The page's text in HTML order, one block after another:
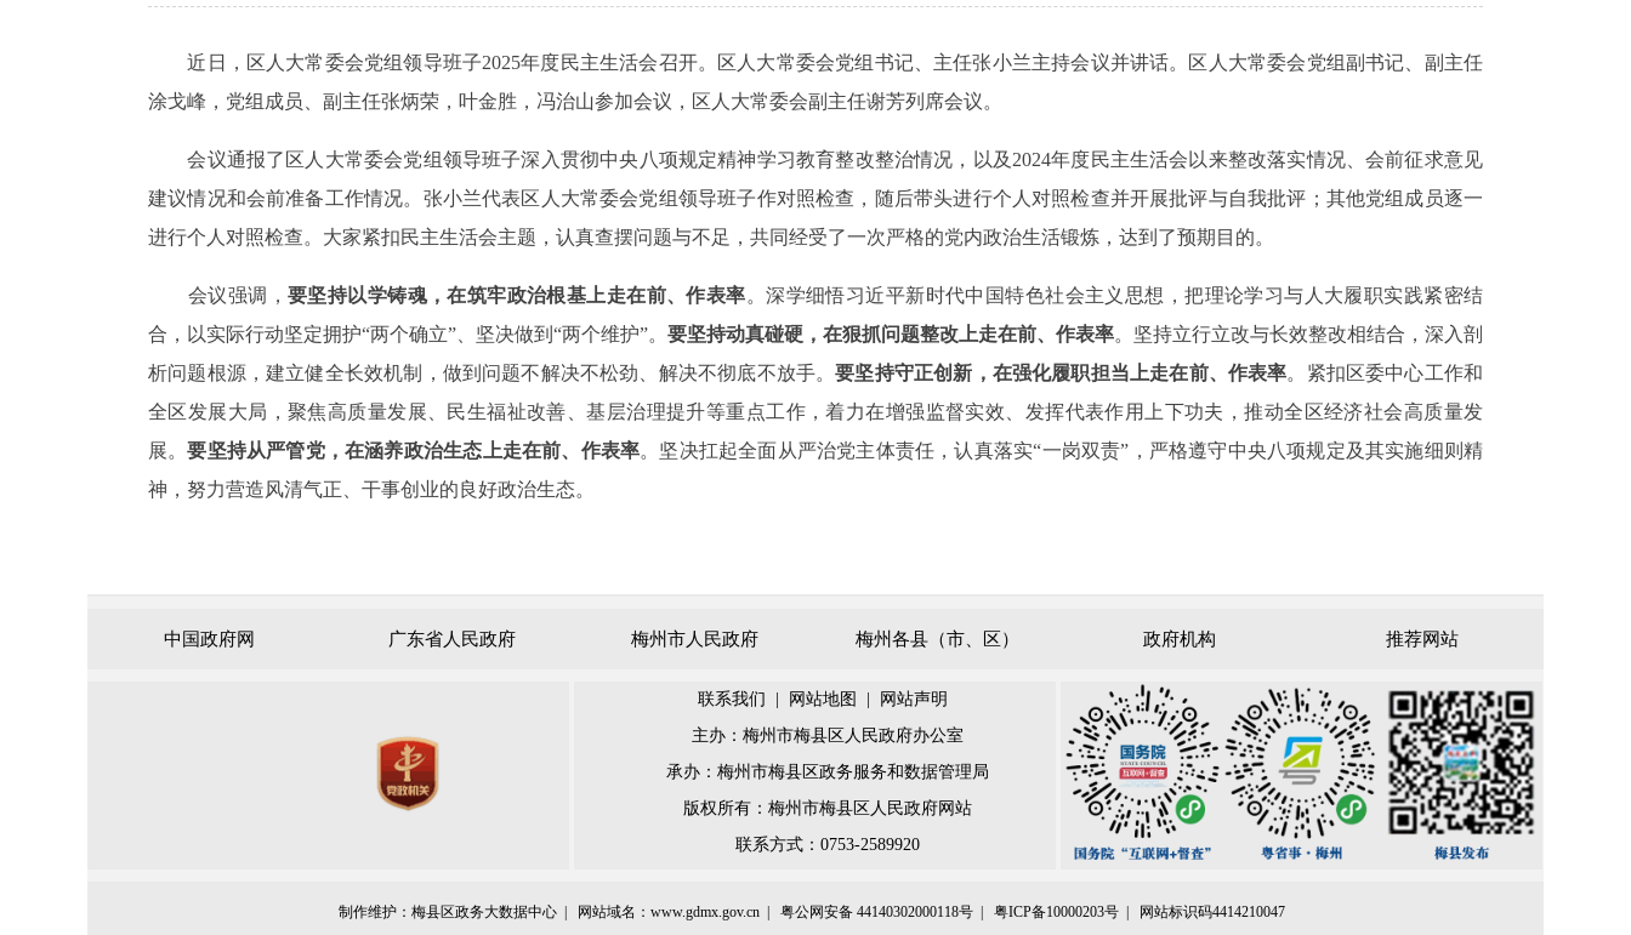
近日，区人大常委会党组领导班子2025年度民主生活会召开。区人大常委会党组书记、主任张小兰主持会议并讲话。区人大常委会党组副书记、副主任
涂戈峰，党组成员、副主任张炳荣，叶金胜，冯治山参加会议，区人大常委会副主任谢芳列席会议。
会议通报了区人大常委会党组领导班子深入贯彻中央八项规定精神学习教育整改整治情况，以及2024年度民主生活会以来整改落实情况、会前征求意见
建议情况和会前准备工作情况。张小兰代表区人大常委会党组领导班子作对照检查，随后带头进行个人对照检查并开展批评与自我批评；其他党组成员逐一
进行个人对照检查。大家紧扣民主生活会主题，认真查摆问题与不足，共同经受了一次严格的党内政治生活锻炼，达到了预期目的。
会议强调， 要坚持以学铸魂，在筑牢政治根基上走在前、作表率。深学细悟习近平新时代中国特色社会主义思想，把理论学习与人大履职实践紧密结
合，以实际行动坚定拥护“两个确立”、坚决做到“两个维护”。 要坚持动真碰硬，在狠抓问题整改上走在前、作表率。 坚持立行立改与长效整改相结合，深入剖
析问题根源，建立健全长效机制，做到问题不解决不松劲、解决不彻底不放手。要坚持守正创新，在强化履职担当上走在前、作表率。 紧扣区委中心工作和
全区发展大局，聚焦高质量发展、民生福祉改善、基层治理提升等重点工作，着力在增强监督实效、发挥代表作用上下功夫，推动全区经济社会高质量发
展。要坚持从严管党，在涵养政治生态上走在前、作表率。 坚决扛起全面从严治党主体责任，认真落实“一岗双责”，严格遵守中央八项规定及其实施细则精
神，努力营造风清气正、干事创业的良好政治生态。
中国政府网 广东省人民政府 梅州市人民政府 梅州各县（市、区） 政府机构 推荐网站
联系我们 网站地图
网站声明
主办：梅州市梅县区人民政府办公室
承办：梅州市梅县区政务服务和数据管理局
版权所有：梅州市梅县区人民政府网站
联系方式：0753-2589920
制作维护：梅县区政务大数据中心 | 网站域名：www.gdmx.gov.cn | 粤公网安备 44140302000118号 | 粤ICP备10000203号 | 网站标识码4414210047